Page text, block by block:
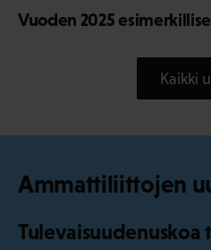
Vuoden 2025
Kaikki
Ammattiliittojen
Tulevaisuudenuskoa